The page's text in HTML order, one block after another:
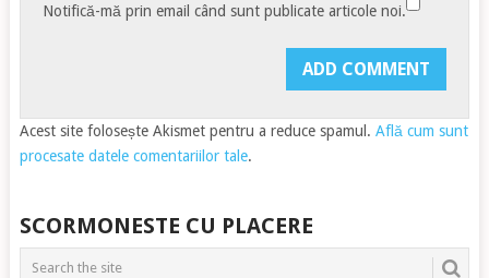
Notifică-mă prin email când sunt publicate articole noi.
Acest site folosește Akismet pentru a reduce spamul. Află cum sunt
procesate datele comentariilor tale.
SCORMONESTE CU PLACERE